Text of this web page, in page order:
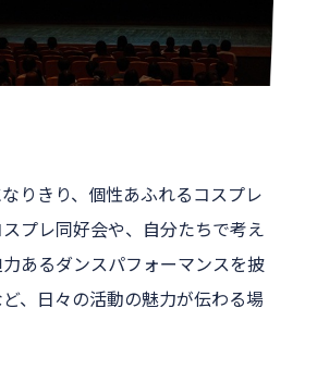
りきり、個性あふれるコスプレ
プレ同好会や、自分たちで考え
あるダンスパフォーマンスを披
、日々の活動の魅力が伝わる場